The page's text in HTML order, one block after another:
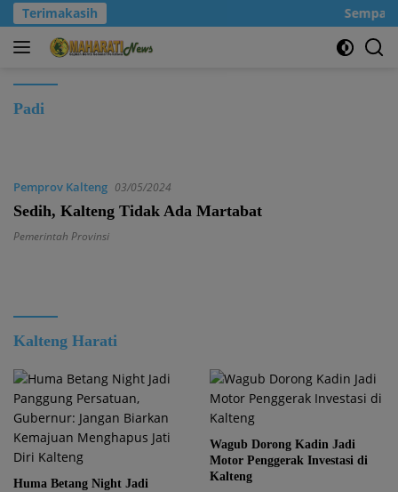
Langsung
ke
konten
Terimakasih
Padi
Pemprov Kalteng 03/05/2024
Sedih, Kalteng Tidak Ada Martabat
Pemerintah Provinsi
Kalteng Harati
Huma Betang Night Jadi
Wagub Dorong Kadin Jadi
Motor Penggerak Investasi di
Kalteng